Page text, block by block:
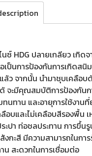
ซ์ HDG ปลายเกลียว เกิด
เป็นการป้องกันการเกิดสนิ
ล้ว จากนั้น นำมาชุบเคลือบ
จะมีคุณสมบัติการป้องกันก
นทาน และอายุการใช้งาน
อบและไม่เคลือบสีรองพื้น
ะปา ท่อชลประทาน การขึ้น
งกะสี มีความสามารถในกา
น สะดวกในการเชื่อมต่อ